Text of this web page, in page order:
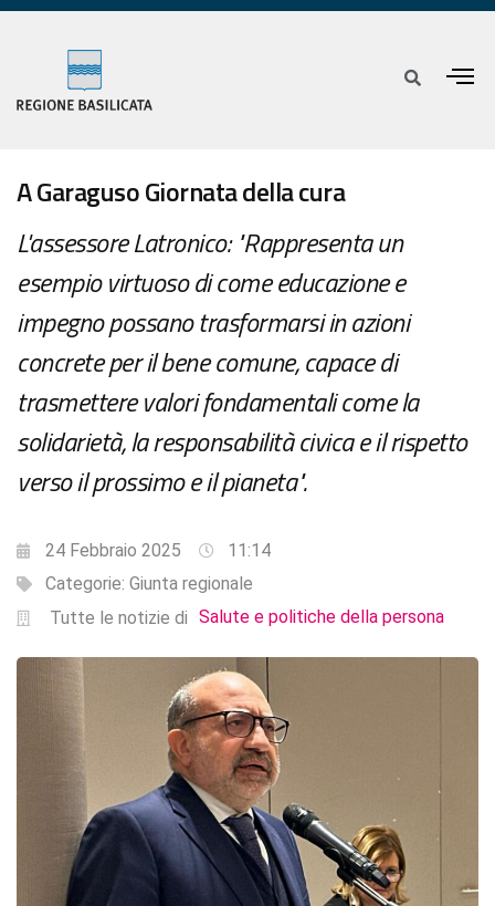
A Garaguso Giornata della cura
L'assessore Latronico: "Rappresenta un
esempio virtuoso di come educazione e
impegno possano trasformarsi in azioni
concrete per il bene comune, capace di
trasmettere valori fondamentali come la
solidarietà, la responsabilità civica e il rispetto
verso il prossimo e il pianeta".
24 Febbraio 2025
11:14
Categorie: Giunta regionale
Tutte le notizie di Salute e politiche della persona